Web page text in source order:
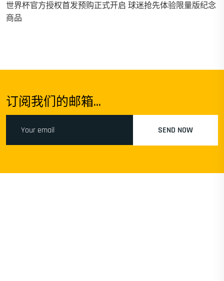
世界杯官方授权首发预购正式开启 球迷抢先体验限量版纪念
商品
订阅我们的邮箱...
SEND NOW